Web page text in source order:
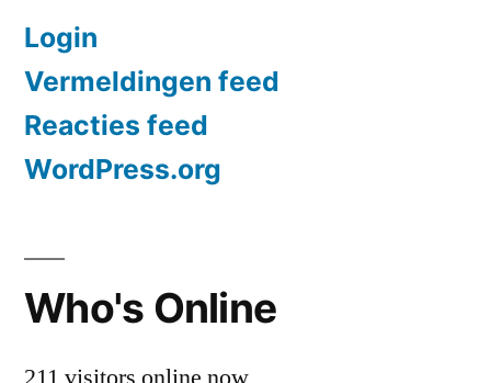
Login
Vermeldingen feed
Reacties feed
WordPress.org
Who's Online